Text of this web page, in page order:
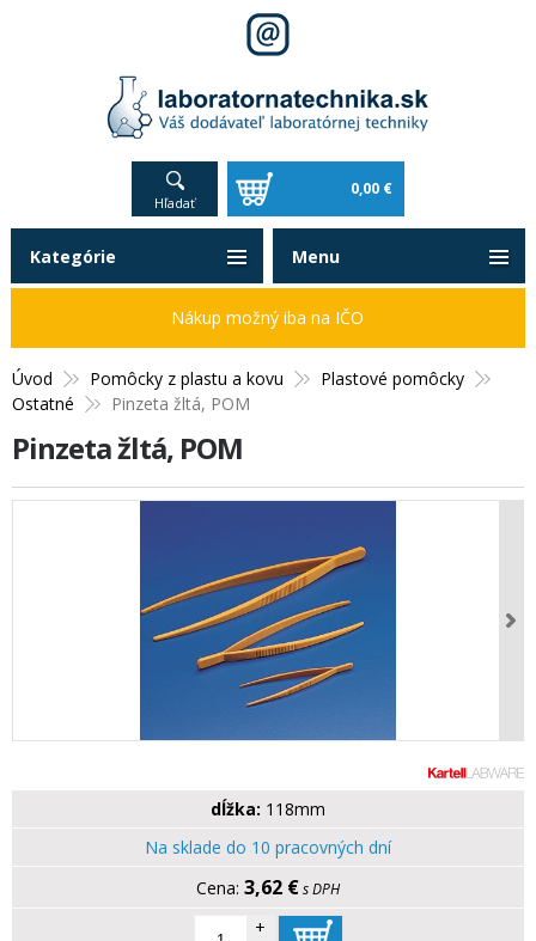
Hľadať
0,00 €
Úvod Pomôcky z plastu a kovu
Plastové pomôcky
Ostatné
Pinzeta žltá, POM
Pinzeta žltá, POM
dĺžka: 118mm
Na sklade do 10 pracovných dní
3,62 €s DPH
+
Kategórie
Nákup možný iba na IČO
Menu